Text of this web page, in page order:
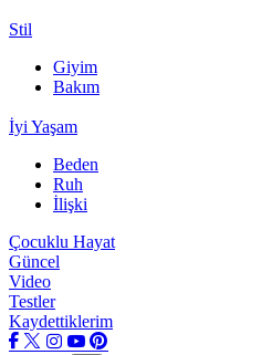
Stil
Giyim
Bakım
İyi Yaşam
Beden
Ruh
İlişki
Çocuklu Hayat
Güncel
Video
Testler
Kaydettiklerim